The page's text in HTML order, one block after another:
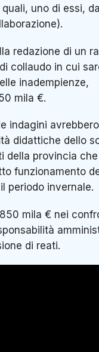
uno di essi,
redazione di un
collaudo in cui
inadempienze,
mila €.
indagini avrebbero
didattiche dello
della provincia
funzionamento
periodo invernale.
mila € nei
di reati.